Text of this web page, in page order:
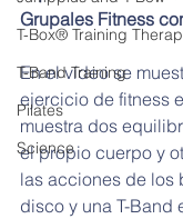
T-Box® Training
T-Band Training
Pilates
Science
Grupales Fitness
En el vídeo se
ejercicio de fitness
muestra dos
el propio cuerpo y
las acciones de los
disco y una T-Band